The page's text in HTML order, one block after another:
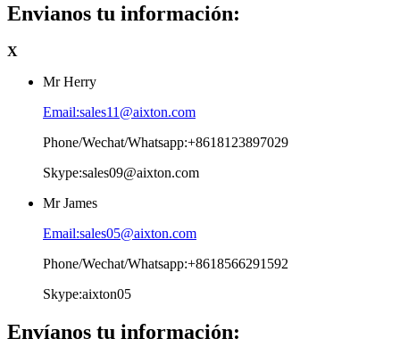
Envianos tu información:
X
Mr Herry
Email:sales11@aixton.com
Phone/Wechat/Whatsapp:+8618123897029
Skype:sales09@aixton.com
Mr James
Email:sales05@aixton.com
Phone/Wechat/Whatsapp:+8618566291592
Skype:aixton05
Envíanos tu información: